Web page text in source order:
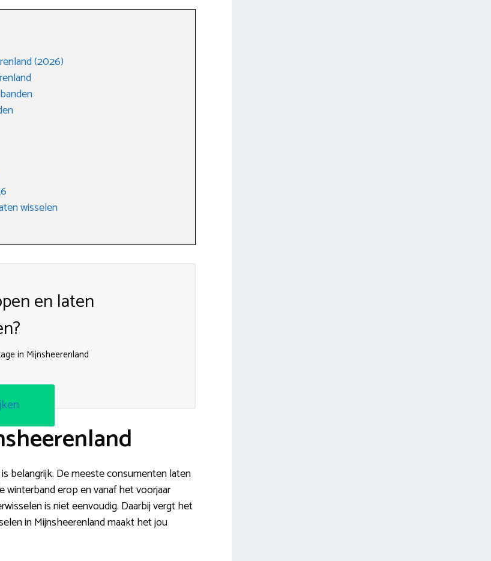
(2026)
wisselen
en laten
in Mijnsheerenland
belangrijk. De meeste consumenten laten
winterband erop en vanaf het voorjaar
is niet eenvoudig. Daarbij vergt het
in Mijnsheerenland maakt het jou